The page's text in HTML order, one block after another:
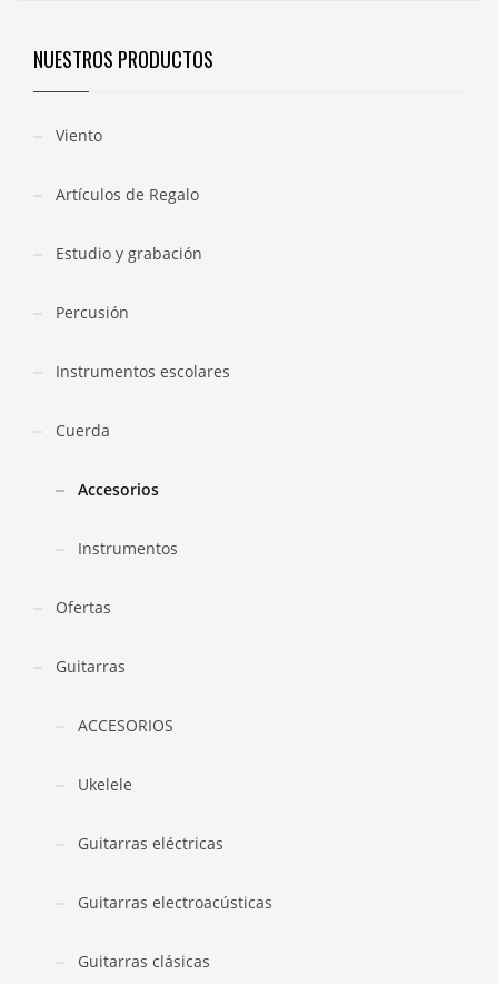
NUESTROS PRODUCTOS
Viento
Artículos de Regalo
Estudio y grabación
Percusión
Instrumentos escolares
Cuerda
Accesorios
Instrumentos
Ofertas
Guitarras
ACCESORIOS
Ukelele
Guitarras eléctricas
Guitarras electroacústicas
Guitarras clásicas